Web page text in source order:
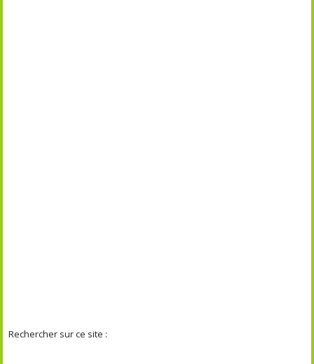
Rechercher sur ce site :